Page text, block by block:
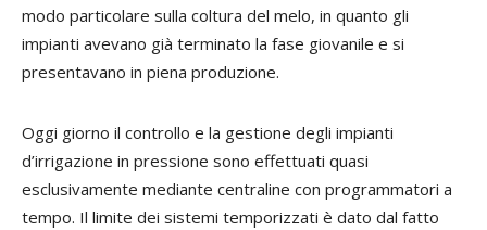
modo particolare sulla coltura del melo, in quanto gli
impianti avevano già terminato la fase giovanile e si
presentavano in piena produzione.
Oggi giorno il controllo e la gestione degli impianti
d’irrigazione in pressione sono effettuati quasi
esclusivamente mediante centraline con programmatori a
tempo. Il limite dei sistemi temporizzati è dato dal fatto